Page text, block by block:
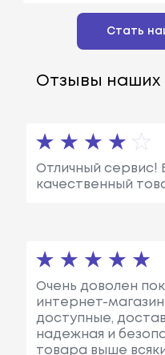
Стать
Отзывы наших
Отличный сервис!
качественный
Очень доволен
интернет-
доступные,
надежная и
товара выше